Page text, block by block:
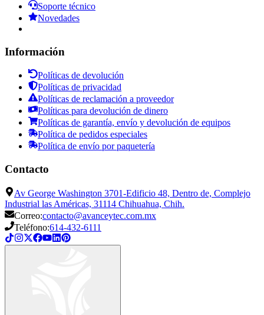
Soporte técnico
Novedades
Información
Políticas de devolución
Políticas de privacidad
Políticas de reclamación a proveedor
Políticas para devolución de dinero
Políticas de garantía, envío y devolución de equipos
Política de pedidos especiales
Política de envío por paquetería
Contacto
Av George Washington 3701-Edificio 48, Dentro de, Complejo
Industrial las Américas, 31114 Chihuahua, Chih.
Correo:contacto@avanceytec.com.mx
Teléfono:614-432-6111